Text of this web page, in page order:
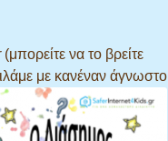
(μπορείτε να το βρείτε
με κανέναν άγνωστο